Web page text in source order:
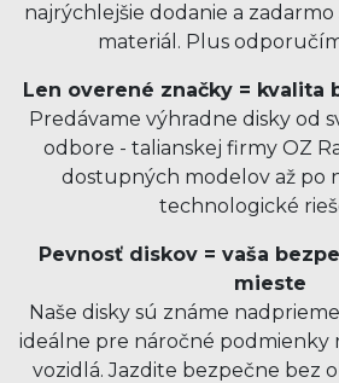
najrýchlejšie dodanie a
materiál. Plus
Len overené značky = kvalita
Predávame výhradne disky od
odbore - talianskej firmy OZ
dostupných modelov až po
technologické
Pevnosť diskov = vaša
mieste
Naše disky sú známe
ideálne pre náročné podmienky
vozidlá. Jazdite bezpečne bez